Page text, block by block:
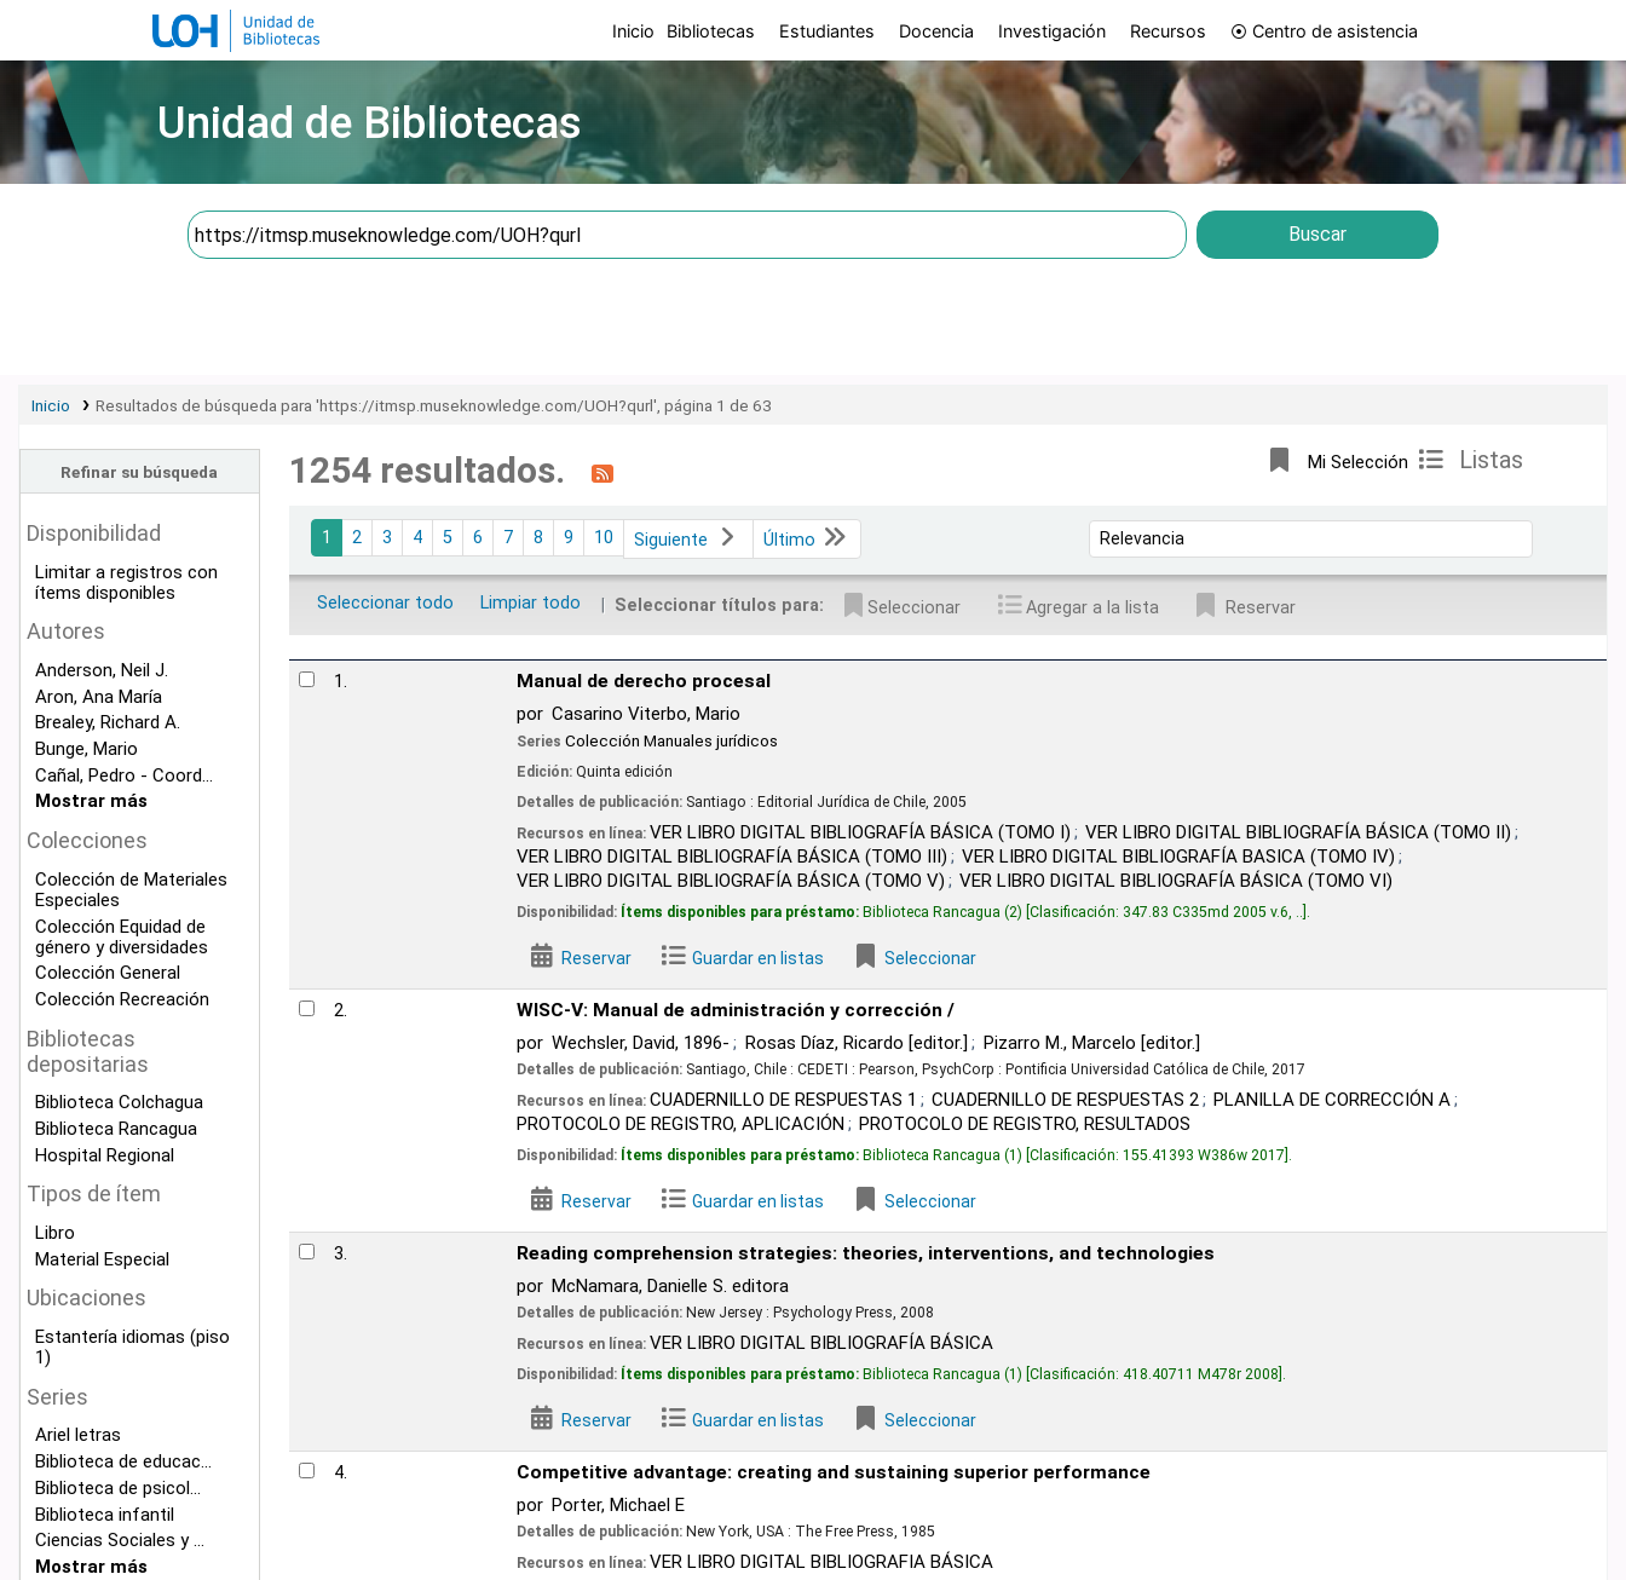
Inicio Bibliotecas Estudiantes Docencia Investigación Recursos ⦿ Centro de asistencia
Unidad de Bibliotecas
Buscar
Inicio Resultados de búsqueda para 'https://itmsp.museknowledge.com/UOH?qurl', página 1 de 63
Refinar su búsqueda
Disponibilidad
Limitar a registros con
ítems disponibles
Autores
Anderson, Neil J.
Aron, Ana María
Brealey, Richard A.
Bunge, Mario
Cañal, Pedro - Coord...
Mostrar más
Colecciones
Colección de Materiales
Especiales
Colección Equidad de
género y diversidades
Colección General
Colección Recreación
Bibliotecas
depositarias
Biblioteca Colchagua
Biblioteca Rancagua
Hospital Regional
Tipos de ítem
Libro
Material Especial
Ubicaciones
Estantería idiomas (piso
1)
Series
Ariel letras
Biblioteca de educac...
Biblioteca de psicol...
Biblioteca infantil
Ciencias Sociales y ...
Mostrar más
1254 resultados. Mi Selección Listas
Ordenar
1 2 3 4 5 6 7 8 9 10 Siguiente Último Ordenar por:
Seleccionar todo Limpiar todo Seleccionar títulos para: Seleccionar Agregar a la lista Reservar
Resultados
1.
Manual de derecho procesal
Casarino Viterbo, Mario
Colección Manuales jurídicos
Quinta edición
Detalles de publicación:Santiago : Editorial Jurídica de Chile, 2005
Recursos en línea:VER LIBRO DIGITAL BIBLIOGRAFÍA BÁSICA (TOMO I)
VER LIBRO DIGITAL BIBLIOGRAFÍA BÁSICA (TOMO II)
VER LIBRO DIGITAL BIBLIOGRAFÍA BÁSICA (TOMO III)
VER LIBRO DIGITAL BIBLIOGRAFÍA BASICA (TOMO IV)
VER LIBRO DIGITAL BIBLIOGRAFÍA BÁSICA (TOMO V)
VER LIBRO DIGITAL BIBLIOGRAFÍA BÁSICA (TOMO VI)
Ítems disponibles para préstamo:Biblioteca Rancagua(2) Clasificación: 347.83 C335md 2005 v.6, .. .
Guardar en listas Seleccionar
2.
WISC-V: Manual de administración y corrección /
Wechsler, David, 1896- Rosas Díaz, Ricardo[editor.] Pizarro M., Marcelo[editor.]
Detalles de publicación:Santiago, Chile : CEDETI : Pearson, PsychCorp : Pontificia Universidad Católica de Chile, 2017
Recursos en línea:CUADERNILLO DE RESPUESTAS 1 CUADERNILLO DE RESPUESTAS 2
PLANILLA DE CORRECCIÓN A
PROTOCOLO DE REGISTRO, APLICACIÓN
PROTOCOLO DE REGISTRO, RESULTADOS
Ítems disponibles para préstamo:Biblioteca Rancagua(1) Clasificación: 155.41393 W386w 2017 .
Guardar en listas Seleccionar
3.
Reading comprehension strategies: theories, interventions, and technologies
McNamara, Danielle S. editora
Detalles de publicación:New Jersey : Psychology Press, 2008
Recursos en línea:VER LIBRO DIGITAL BIBLIOGRAFÍA BÁSICA
Ítems disponibles para préstamo:Biblioteca Rancagua(1) Clasificación: 418.40711 M478r 2008 .
Guardar en listas Seleccionar
4.
Competitive advantage: creating and sustaining superior performance
Porter, Michael E
Detalles de publicación:New York, USA : The Free Press, 1985
Recursos en línea:VER LIBRO DIGITAL BIBLIOGRAFIA BÁSICA